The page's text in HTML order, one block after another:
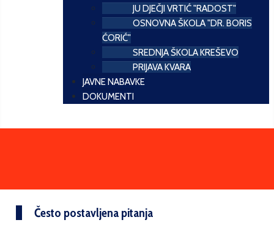
JU DJEČJI VRTIĆ "RADOST"
OSNOVNA ŠKOLA "DR. BORIS
ĆORIĆ"
SREDNJA ŠKOLA KREŠEVO
PRIJAVA KVARA
JAVNE NABAVKE
DOKUMENTI
Često postavljena pitanja